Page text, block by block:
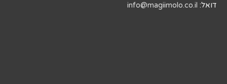
דואל: info@magiimolo.co.il